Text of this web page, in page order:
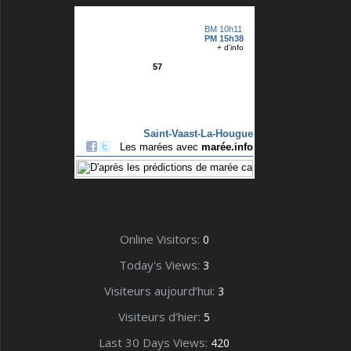
Online Visitors: 0
Today's Views: 3
Visiteurs aujourd’hui: 3
Visiteurs d’hier: 5
Last 30 Days Views: 420